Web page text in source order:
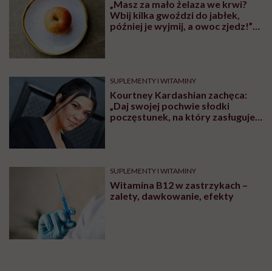
„Masz za mało żelaza we krwi?
Wbij kilka gwoździ do jabłek,
później je wyjmij, a owoc zjedz!”
SUPLEMENTY I WITAMINY
Kourtney Kardashian zachęca:
„Daj swojej pochwie słodki
poczęstunek, na który zasługuje”.
SUPLEMENTY I WITAMINY
Witamina B12 w zastrzykach –
zalety, dawkowanie, efekty